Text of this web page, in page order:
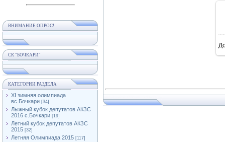
ВНИМАНИЕ ОПРОС!
СК "БОЧКАРИ"
КАТЕГОРИИ РАЗДЕЛА
XI зимняя олимпиада
вс.Бочкари [34]
Лыжный кубок депутатов АКЗС
2016 с.Бочкари [19]
Летний кубок депутатов АКЗС
2015 [32]
Летняя Олимпиада 2015 [117]